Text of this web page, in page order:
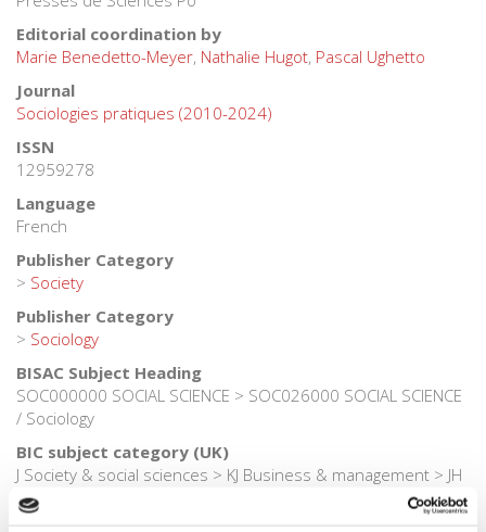
Editorial coordination by
Marie Benedetto-Meyer, Nathalie Hugot, Pascal Ughetto
Journal
Sociologies pratiques (2010-2024)
ISSN
12959278
Language
French
Publisher Category
> Society
Publisher Category
> Sociology
BISAC Subject Heading
SOC000000 SOCIAL SCIENCE > SOC026000 SOCIAL SCIENCE
/ Sociology
BIC subject category (UK)
J Society & social sciences > KJ Business & management > JH
Sociology & anthropology